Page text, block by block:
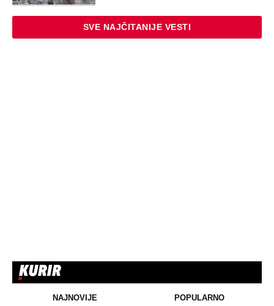
SVE NAJČITANIJE VESTI
NAJNOVIJE POPULARNO